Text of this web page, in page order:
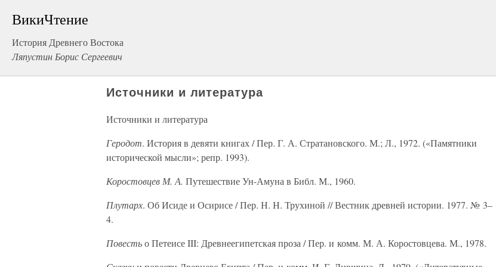
ВикиЧтение
История Древнего Востока
Ляпустин Борис Сергеевич
Источники и литература
Источники и литература
Геродот. История в девяти книгах / Пер. Г. А. Стратановского. М.; Л., 1972. («Памятники
исторической мысли»; репр. 1993).
Коростовцев М. А. Путешествие Ун-Амуна в Библ. М., 1960.
Плутарх. Об Исиде и Осирисе / Пер. Н. Н. Трухиной // Вестник древней истории. 1977. № 3–
4.
Повестьо Петеисе III: Древнеегипетская проза / Пер. и комм. М. А. Коростовцева. М., 1978.